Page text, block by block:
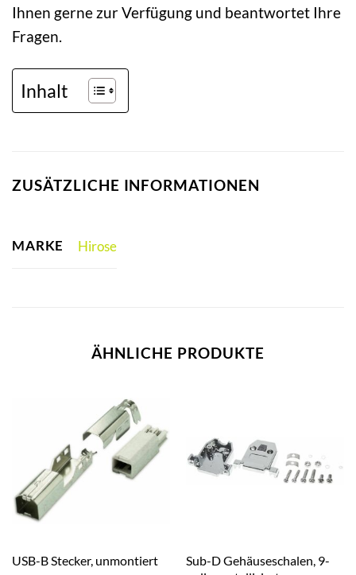
Ihnen gerne zur Verfügung und beantwortet Ihre
Fragen.
Inhalt
ZUSÄTZLICHE INFORMATIONEN
MARKE Hirose
ÄHNLICHE PRODUKTE
USB-B Stecker, unmontiert
Sub-D Gehäuseschalen, 9-